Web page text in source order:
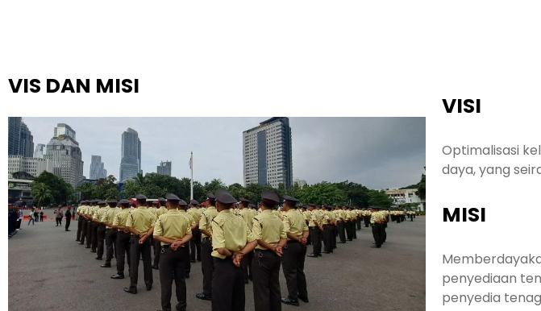
VIS DAN MISI
VISI
Optimalisasi
daya, yang
MISI
penyediaan
penyedia